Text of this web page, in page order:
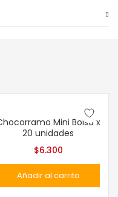
Mini Bolsa x
20 unidades
$6.300
Añadir al carrito